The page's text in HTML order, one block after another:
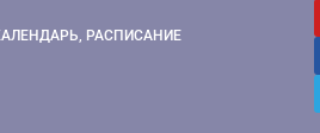
РАСПИСАНИЕ